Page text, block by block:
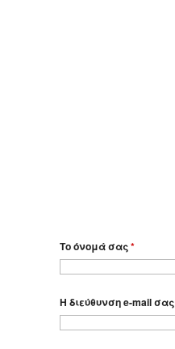
Το όνομά σας*
Η διεύθυνση e-mail σας